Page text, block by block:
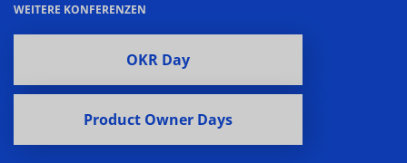
WEITERE KONFERENZEN
OKR Day
Product Owner Days